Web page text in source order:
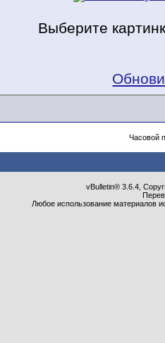
Выберите
Часовой
vBulletin® 3.6.4,
Любое использование материалов